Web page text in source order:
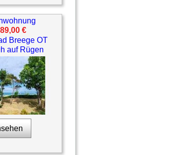
89,00 €
Breege OT
auf Rügen